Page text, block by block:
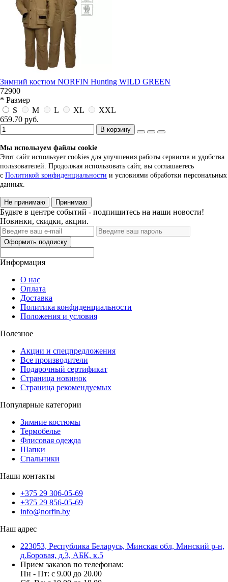
Зимний костюм NORFIN Hunting WILD GREEN
72900
* Размер
S
M L XL
XXL
659.70 руб.
В корзину
Мы используем файлы cookie
Этот сайт использует cookies для улучшения работы сервисов и удобства
пользователей. Продолжая использовать сайт, вы соглашаетесь
с Политикой конфиденциальности и условиями обработки персональных
данных.
Не принимаю Принимаю
Будьте в центре событий - подпишитесь на наши новости!
Новинки, скидки, акции.
Оформить подписку
Информация
О нас
Оплата
Доставка
Политика конфиденциальности
Положения и условия
Полезное
Акции и спецпредложения
Все производители
Подарочный сертификат
Страница новинок
Страница рекомендуемых
Популярные категории
Зимние костюмы
Термобелье
Флисовая одежда
Шапки
Спальники
Наши контакты
+375 29 306-05-69
+375 29 856-05-69
info@norfin.by
Наш адрес
223053, Республика Беларусь, Минская обл, Минский р-н,
д.Боровая, д.3, АБК, к.5
Прием заказов по телефонам:
Пн - Пт: c 9.00 до 20.00